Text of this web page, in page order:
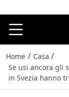
Home / Casa /
Se usi ancora gli
in Svezia hanno